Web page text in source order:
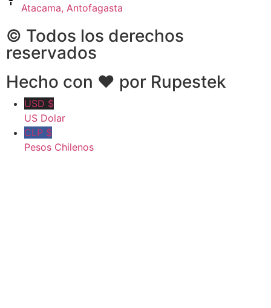
Atacama, Antofagasta
© Todos los derechos
reservados
Hecho con ❤ por Rupestek
USD $
US Dolar
CLP $
Pesos Chilenos